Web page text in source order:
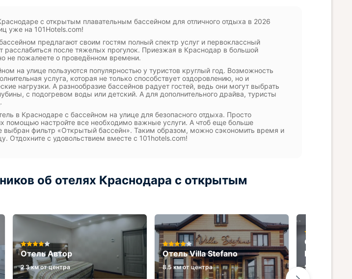
с открытым плавательным бассейном для отличного отдыха в 2026
уже на 101Hotels.com!
предлагают своим гостям полный спектр услуг и первоклассный
расслабиться после тяжелых прогулок. Приезжая в Краснодар в большой
не пожалеете о проведённом времени.
на улице пользуются популярностью у туристов круглый год. Возможность
услуга, которая не только способствует оздоровлению, но и
нагрузки. А разнообразие бассейнов радует гостей, ведь они могут выбрать
с подогревом воды или детский. А для дополнительного драйва, туристы
.
в Краснодаре с бассейном на улице для безопасного отдыха. Просто
помощью настройте все необходимо важные услуги. А чтоб еще больше
выбран фильтр «Открытый бассейн». Таким образом, можно сэкономить время и
Отдохните с удовольствием вместе с 101hotels.com!
об отелях Краснодара с открытым
Отель Автор
2.3 км от центра
Отель Villa Stefano
8.5 км от центра
Отель
LeePrime
5.7 км от